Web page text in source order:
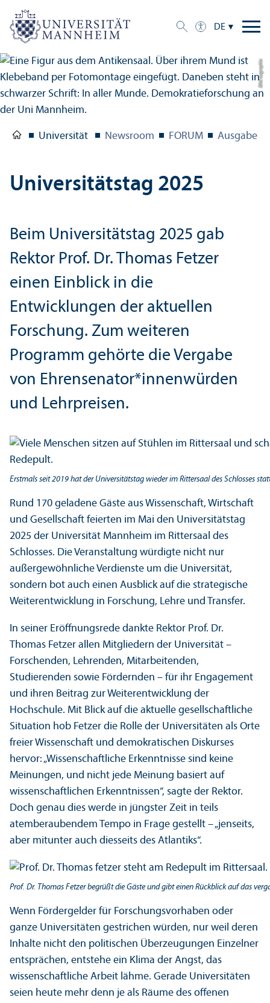
DE
Bild: uc graphic
Universität Newsroom FORUM Ausgabe 2/
Universitäts­tag 2025
Beim Universitäts­tag 2025 gab
Rektor Prof. Dr. Thomas Fetzer
einen Einblick in die
Entwicklungen der aktuellen
Forschung. Zum weiteren
Programm gehörte die Vergabe
von Ehrensenator*innenwürden
und Lehr­preisen.
Erstmals seit 2019 hat der Universitätstag wieder im Rittersaal des Schlosses
Rund 170 geladene Gäste aus Wissenschaft, Wirtschaft
und Gesellschaft feierten im Mai den Universitäts­tag
2025 der Universität Mannheim im Rittersaal des
Schlosses. Die Veranstaltung würdigte nicht nur
außergewöhnliche Verdienste um die Universität,
sondern bot auch einen Ausblick auf die strategische
Weiter­entwicklung in Forschung, Lehre und Trans­fer.
In seiner Eröffnungs­rede dankte Rektor Prof. Dr.
Thomas Fetzer allen Mitgliedern der Universität –
Forschenden, Lehr­enden, Mitarbeitenden,
Studierenden sowie Fördernden – für ihr Engagement
und ihren Beitrag zur Weiter­entwicklung der
Hochschule. Mit Blick auf die aktuelle gesellschaft­liche
Situation hob Fetzer die Rolle der Universitäten als Orte
freier Wissenschaft und demokratischen Diskurses
hervor: „Wissenschaft­liche Er­kenntnisse sind keine
Meinungen, und nicht jede Meinung basiert auf
wissenschaft­lichen Er­kenntnissen“, sagte der Rektor.
Doch genau dies werde in jüngster Zeit in teils
atemberaubendem Tempo in Frage gestellt – „jenseits,
aber mit­unter auch diesseits des Atlantiks“.
Prof. Dr. Thomas Fetzer begrüßt die Gäste und gibt einen Rückblick auf das
Wenn Fördergelder für Forschungs­vorhaben oder
ganze Universitäten gestrichen würden, nur weil deren
Inhalte nicht den politischen Über­zeugungen Einzelner
entsprächen, entstehe ein Klima der Angst, das
wissenschaft­liche Arbeit lähme. Gerade Universitäten
seien heute mehr denn je als Räume des offenen